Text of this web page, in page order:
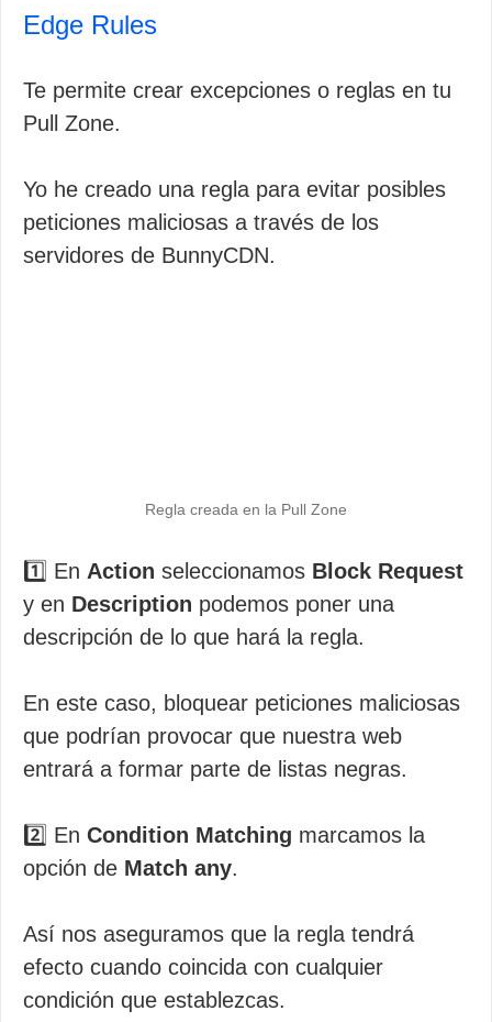
Edge Rules
Te permite crear excepciones o reglas en tu
Pull Zone.
Yo he creado una regla para evitar posibles
peticiones maliciosas a través de los
servidores de BunnyCDN.
Regla creada en la Pull Zone
1️⃣ En Action seleccionamos Block Request
y en Description podemos poner una
descripción de lo que hará la regla.
En este caso, bloquear peticiones maliciosas
que podrían provocar que nuestra web
entrará a formar parte de listas negras.
2️⃣ En Condition Matching marcamos la
opción de Match any.
Así nos aseguramos que la regla tendrá
efecto cuando coincida con cualquier
condición que establezcas.